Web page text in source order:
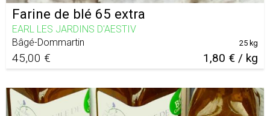
Farine de blé 65 extra
EARL LES JARDINS D'AESTIV
Bâgé-Dommartin
45,00 € 1,80 € / kg
25 kg